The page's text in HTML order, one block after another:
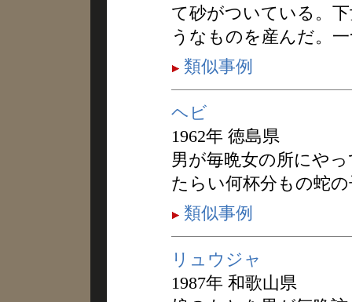
て砂がついている。
うなものを産んだ。
類似事例
ヘビ
1962年 徳島県
男が毎晩女の所にや
たらい何杯分もの蛇
類似事例
リュウジャ
1987年 和歌山県